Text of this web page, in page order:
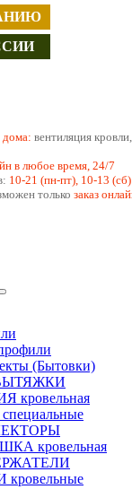
дома: вентиляция
в любое время, 24/7
10-21 (пн-пт), 10-13 (сб)
только заказ
(Бытовки)
кровельная
кровельная